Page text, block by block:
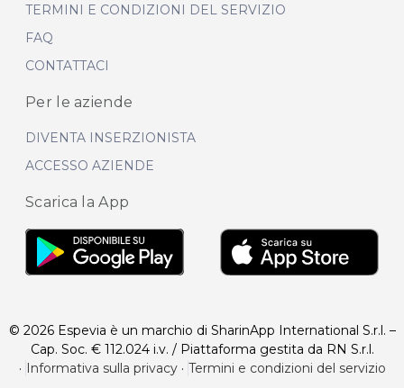
TERMINI E CONDIZIONI DEL SERVIZIO
FAQ
CONTATTACI
Per le aziende
DIVENTA INSERZIONISTA
ACCESSO AZIENDE
Scarica la App
© 2026 Espevia è un marchio di SharinApp International S.r.l. –
Cap. Soc. € 112.024 i.v. / Piattaforma gestita da RN S.r.l.
· Informativa sulla privacy· Termini e condizioni del servizio